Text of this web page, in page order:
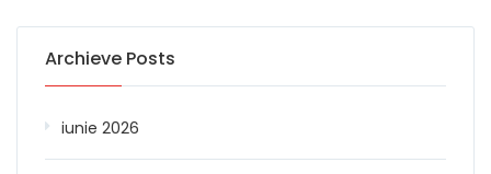
Archieve Posts
iunie 2026